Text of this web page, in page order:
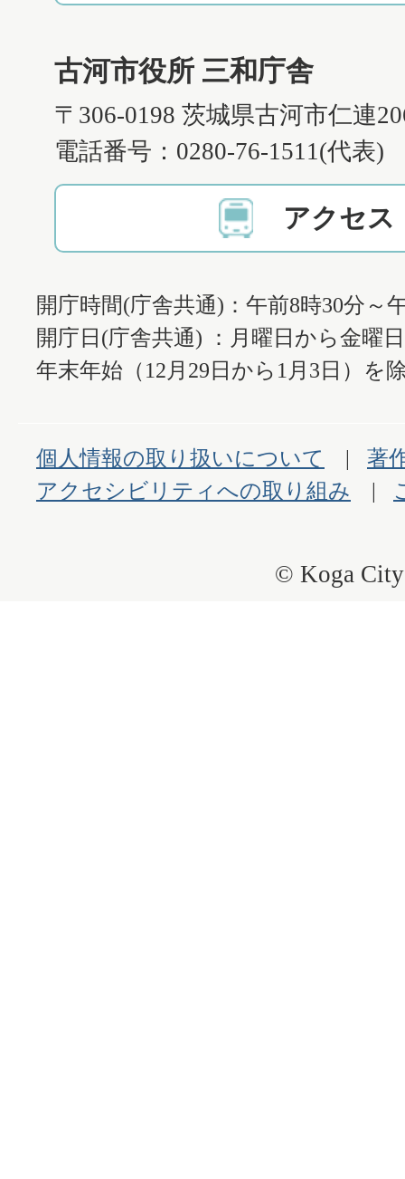
古河市役所 三和庁舎
〒306-0198 茨城県古河市仁連
電話番号：0280-76-1511(代表)
アクセス
開庁時間(庁舎共通)：午前8時30分～
開庁日(庁舎共通) ：月曜日から金曜
年末年始（12月29日から1月3日）を
個人情報の取り扱いについて
著
アクセシビリティへの取り組み
© Koga City